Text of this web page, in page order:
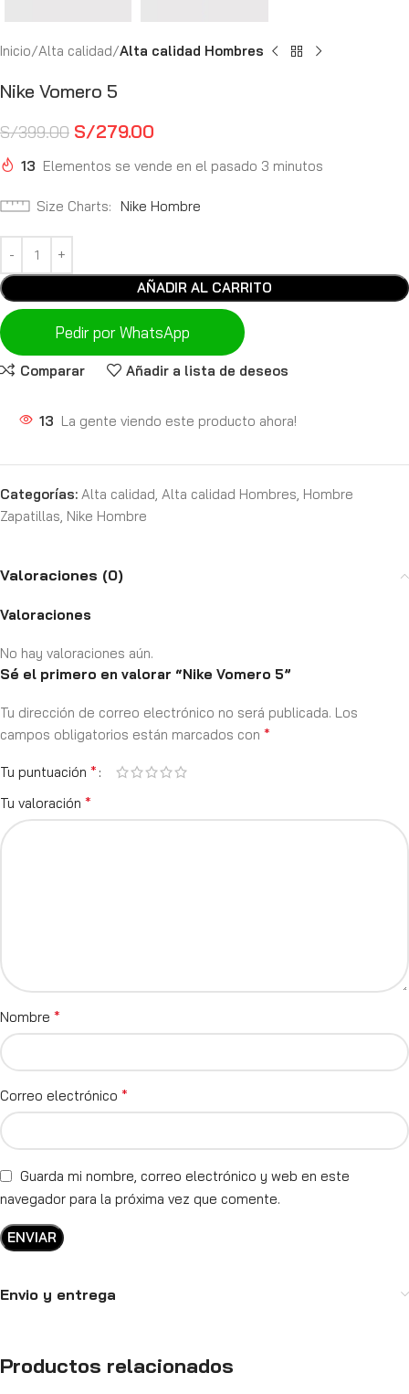
Inicio Alta calidad Alta calidad Hombres
Nike Vomero 5
S/399.00 S/279.00
13 Elementos se vende en el pasado 3 minutos
Size Charts Nike Hombre
AÑADIR AL CARRITO
Pedir por WhatsApp
Comparar Añadir a lista de deseos
13 La gente viendo este producto ahora!
Categorías: Alta calidad, Alta calidad Hombres, Hombre
Zapatillas, Nike Hombre
Valoraciones (0)
Valoraciones
No hay valoraciones aún.
Sé el primero en valorar “Nike Vomero 5”
Tu dirección de correo electrónico no será publicada. Los
campos obligatorios están marcados con *
Tu puntuación *
Tu valoración *
Nombre *
Correo electrónico *
Guarda mi nombre, correo electrónico y web en este
navegador para la próxima vez que comente.
Envio y entrega
Productos relacionados